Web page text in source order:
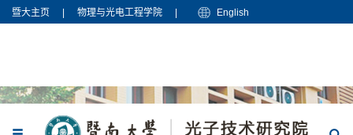
暨大主页 物理与光电工程学院 English